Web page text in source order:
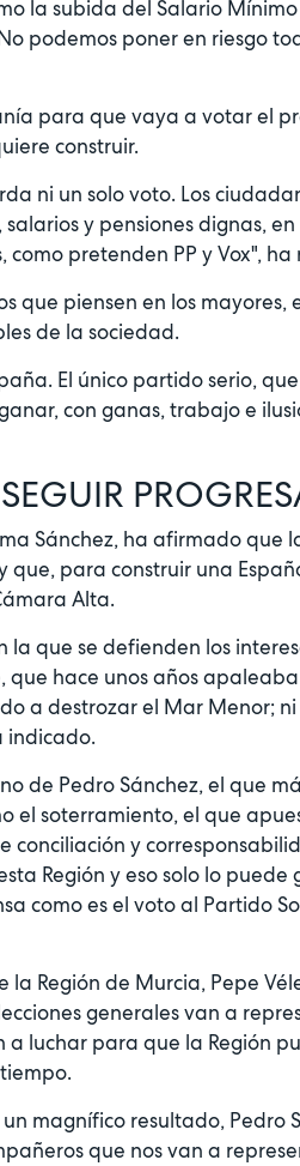
la subida del Salario
podemos poner en riesgo
para que vaya a votar el
construir.
ni un solo voto. Los
y pensiones dignas,
como pretenden PP y Vox",
piensen en los mayores,
de la sociedad.
El único partido serio,
con ganas, trabajo e
Sánchez, ha afirmado que
para construir una
Alta.
que se defienden los
hace unos años
a destrozar el Mar Menor;
indicado.
de Pedro Sánchez, el que
el soterramiento, el que
y
Región y eso solo lo
como es el voto al Partido
la Región de Murcia, Pepe
generales van a
luchar para que la Región
magnífico resultado, Pedro
que nos van a